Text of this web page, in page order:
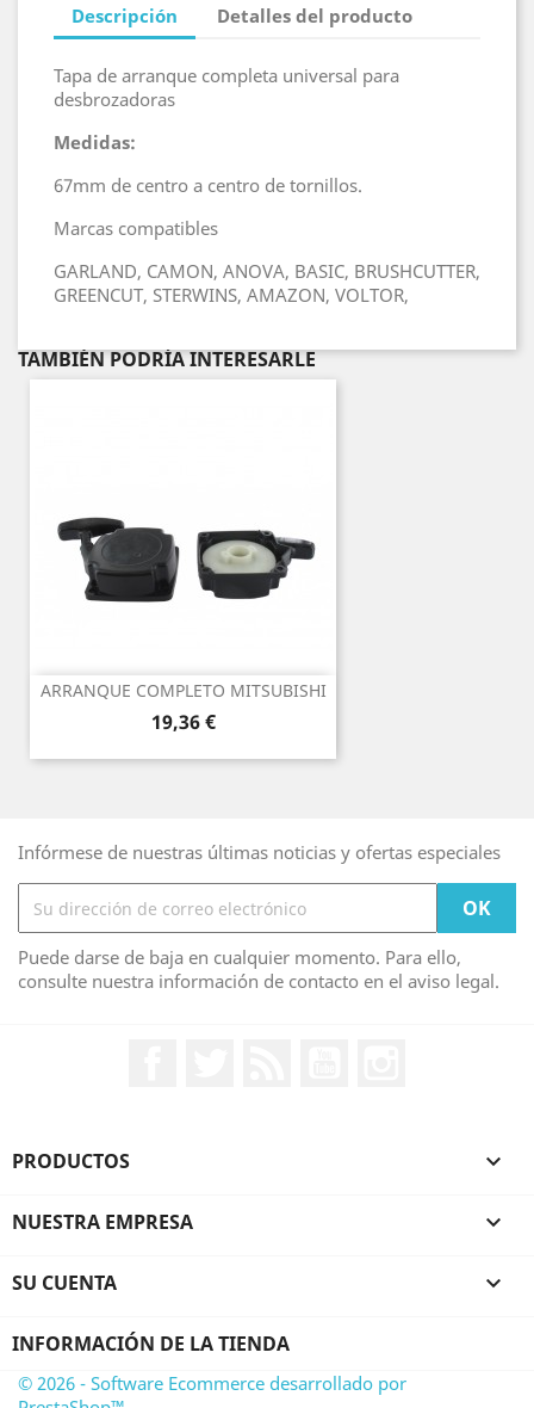
Descripción Detalles del producto
Tapa de arranque completa universal para
desbrozadoras
Medidas:
67mm de centro a centro de tornillos.
Marcas compatibles
GARLAND, CAMON, ANOVA, BASIC, BRUSHCUTTER,
GREENCUT, STERWINS, AMAZON, VOLTOR,
TAMBIÉN PODRÍA INTERESARLE
ARRANQUE COMPLETO MITSUBISHI
Precio
19,36 €
Infórmese de nuestras últimas noticias y ofertas especiales
Puede darse de baja en cualquier momento. Para ello,
consulte nuestra información de contacto en el aviso legal.
PRODUCTOS 
NUESTRA EMPRESA 
SU CUENTA 
INFORMACIÓN DE LA TIENDA
© 2026 - Software Ecommerce desarrollado por